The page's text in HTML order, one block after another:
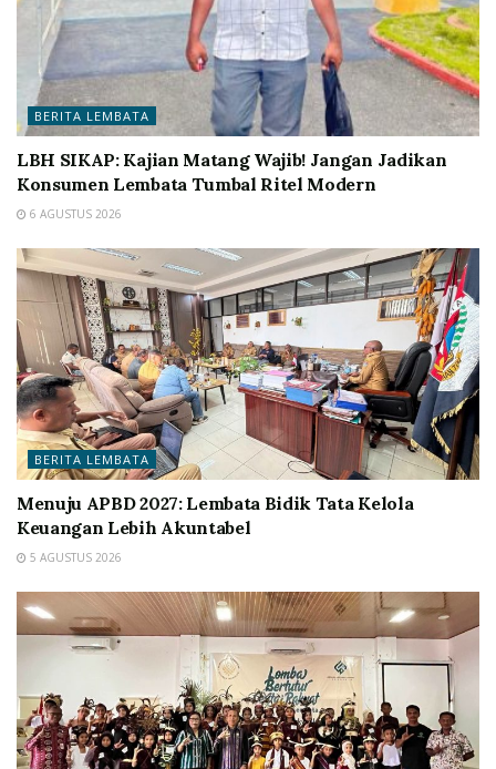
BERITA LEMBATA
LBH SIKAP: Kajian Matang Wajib! Jangan Jadikan
Konsumen Lembata Tumbal Ritel Modern
6 AGUSTUS 2026
BERITA LEMBATA
Menuju APBD 2027: Lembata Bidik Tata Kelola
Keuangan Lebih Akuntabel
5 AGUSTUS 2026